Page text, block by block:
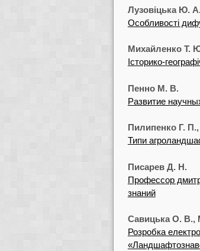
Лузовіцька Ю.
Особливості
Михайленко Т.
Історико-
Пенно М. В.
Развитие
Пилипенко Г.
Типи
Писарев Д. Н.
Профессор
знаний
Савицька О. В.,
Розробка